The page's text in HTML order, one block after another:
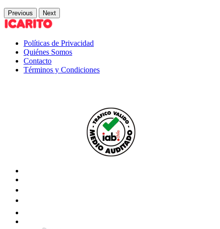
Previous Next
Políticas de Privacidad
Quiénes Somos
Contacto
Términos y Condiciones